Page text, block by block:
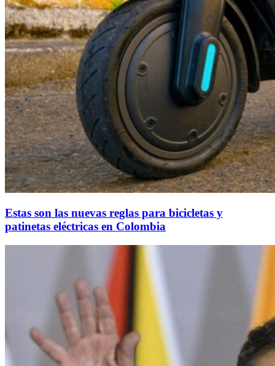
Estas son las nuevas reglas para bicicletas y
patinetas eléctricas en Colombia